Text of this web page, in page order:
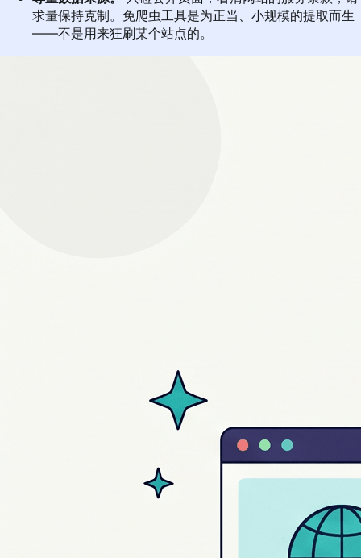
求量保持克制。免爬虫工具是为正当、小规模的提取而生
——不是用来狂刷某个站点的。